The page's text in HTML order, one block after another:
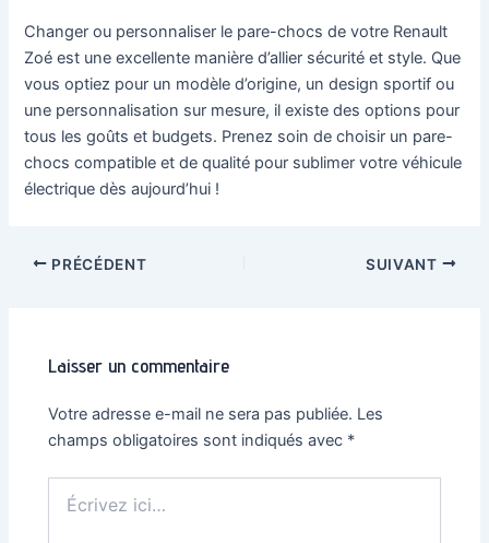
Changer ou personnaliser le pare-chocs de votre Renault
Zoé est une excellente manière d’allier sécurité et style. Que
vous optiez pour un modèle d’origine, un design sportif ou
une personnalisation sur mesure, il existe des options pour
tous les goûts et budgets. Prenez soin de choisir un pare-
chocs compatible et de qualité pour sublimer votre véhicule
électrique dès aujourd’hui !
NavigationPRÉCÉDENT SUIVANT
Laisser un commentaire
Votre adresse e-mail ne sera pas publiée. Les
champs obligatoires sont indiqués avec *
ici…